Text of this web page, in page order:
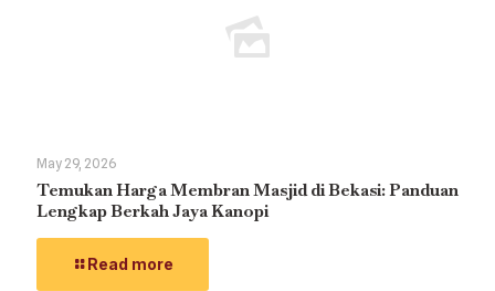
May 29, 2026
Temukan Harga Membran Masjid di Bekasi: Panduan
Lengkap Berkah Jaya Kanopi
Read more